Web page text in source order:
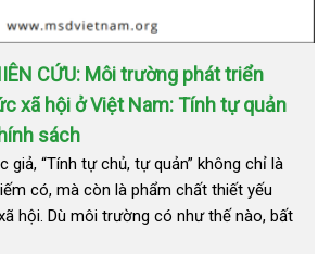
CỨU: Môi trường phát triển
xã hội ở Việt Nam: Tính tự quản
sách
giả, “Tính tự chủ, tự quản” không chỉ là
có, mà còn là phẩm chất thiết yếu
hội. Dù môi trường có như thế nào, bất